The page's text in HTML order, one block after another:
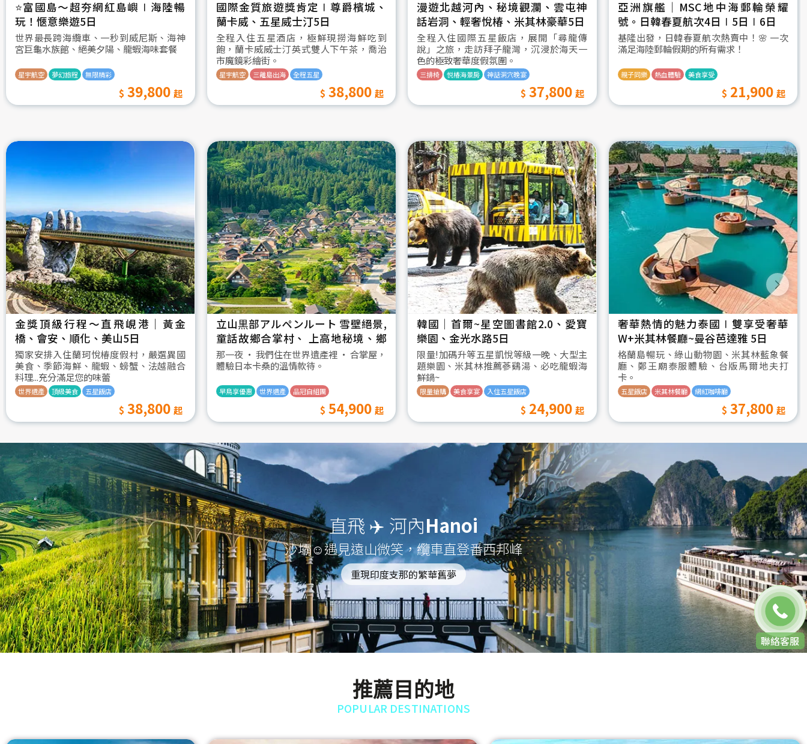
⭐️富國島～超夯網紅島嶼∣海陸暢
玩！愜意樂遊5日
世界最長跨海纜車、一秒到威尼斯、海神
宮巨龜水族館、絕美夕陽、龍蝦海味套餐
星宇航空 夢幻旅程 無限精彩
39,800
國際金質旅遊獎肯定∣尊爵檳城、
蘭卡威、五星威士汀5日
全程入住五星酒店，極鮮現撈海鮮吃到
飽，蘭卡威威士汀英式雙人下午茶，喬治
市魔鏡彩繪街。
星宇航空 三離島出海 全程五星
38,800
漫遊北越河內、秘境觀瀾、雲屯神
話岩洞、輕奢悅椿、米其林豪華5日
全程入住國際五星飯店，展開「尋龍傳
說」之旅，走訪拜子龍灣，沉浸於海天一
色的極致奢華度假氛圍。
三排椅 悦椿海景房 神話洞穴晚宴
37,800
亞洲旗艦｜MSC地中海郵輪榮耀
號。日韓春夏航次4日∣5日∣6日
基隆出發，日韓春夏航次熱賣中！🌸 一次
滿足海陸郵輪假期的所有需求！
親子同樂 熱血體驗 美食享受
21,900
金獎頂級行程～直飛峴港｜黃金
橋、會安、順化、美山5日
獨家安排入住蘭珂悅椿度假村，嚴選異國
美食、季節海鮮、龍蝦、螃蟹、法越融合
料理...充分滿足您的味蕾
世界遺產 頂級美食 五星飯店
38,800
立山黒部アルペンルート 雪壁絕景,
童話故鄉合掌村、 上高地秘境、鄉
村古街町5日
那一夜 ‧ 我們住在世界遺產裡 ‧ 合掌屋，
體驗日本卡桑的溫情款待。
早鳥享優惠 世界遺產 品冠自組團
54,900
韓國│首爾~星空圖書館2.0、愛寶
樂園、金光水路5日
限量!加碼升等五星凱悅等級一晚、大型主
題樂園、米其林推薦蔘鷄湯、必吃龍蝦海
鮮鍋~
限量搶購 美食享宴 入住五星飯店
24,900
奢華熱情的魅力泰國∣雙享受奢華
W+米其林餐廳~曼谷芭達雅 5日
格蘭島暢玩、綠山動物園、米其林藍象餐
廳、鄭王廟泰服體驗、台版馬爾地夫打
卡。
五星飯店 米其林餐廳 網紅咖啡廳
37,800
直飛 ✈️ 河內Hanoi
沙壩☺遇見遠山微笑，纜車直登番西邦峰
重現印度支那的繁華舊夢
推薦目的地
POPULAR DESTINATIONS
聯絡客服
免費通話